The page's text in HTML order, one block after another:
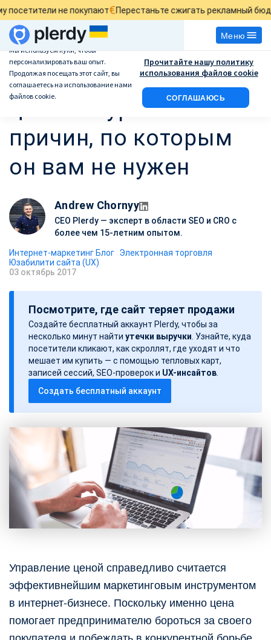
не покупают€Перестаньте сжигать рекламный бюджет£
Меню
Сервис мониторинга
цен конкурентов — 7
причин, по которым
он вам не нужен
Andrew Chornyy
CEO Plerdy — эксперт в области SEO и CRO с
более чем 15-летним опытом.
Интернет-маркетинг Блог Электронная торговля
Юзабилити сайта (UX)
Д
а
с
и
03 октябрь 2017
Посмотрите, где сайт теряет продажи
Создайте бесплатный аккаунт Plerdy, чтобы за
несколько минут найти утечки выручки . Узнайте, куда
посетители кликают, как скроллят, где уходят и что
мешает им купить — с помощью тепловых карт,
записей сессий, SEO-проверок и UX-инсайтов
Создать бесплатный аккаунт
Управление ценой справедливо считается
эффективнейшим маркетинговым инструментом
в интернет-бизнесе. Поскольку именно цена
помогает предпринимателю бороться за своего
Мы используем куки, чтобы
персонализировать ваш опыт.
Продолжая посещать этот сайт, вы
соглашаетесь на использование нами
файлов cookie.
СОГЛАШАЮСЬ
Прочитайте нашу политику
использования файлов cookie